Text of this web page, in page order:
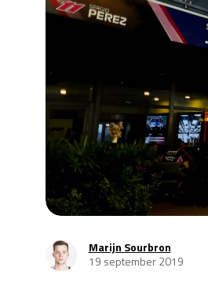
Marijn Sourbron
19 september 2019